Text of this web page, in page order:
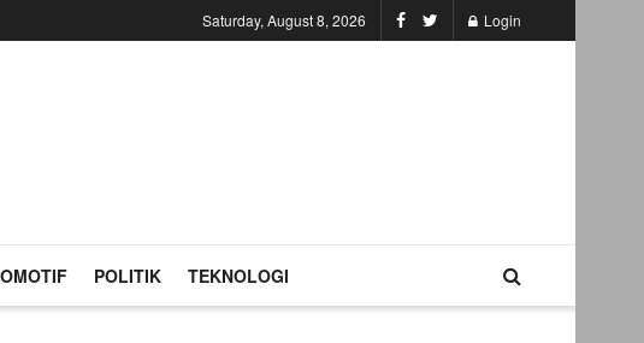
Saturday, August 8, 2026 Login
POLITIK TEKNOLOGI